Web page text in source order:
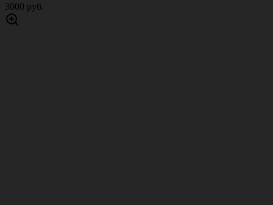
3000 руб.